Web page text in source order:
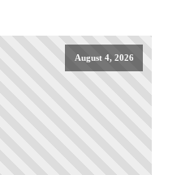
August 4, 2026